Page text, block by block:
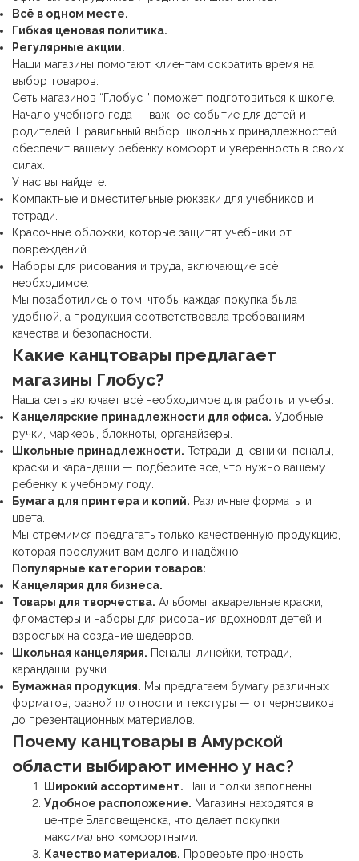
Всё в одном месте.
Гибкая ценовая политика.
Регулярные акции.
Наши магазины помогают клиентам сократить время на
выбор товаров.
Сеть магазинов “Глобус ” поможет подготовиться к школе.
Начало учебного года — важное событие для детей и
родителей. Правильный выбор школьных принадлежностей
обеспечит вашему ребенку комфорт и уверенность в своих
силах.
У нас вы найдете:
Компактные и вместительные рюкзаки для учебников и
тетради.
Красочные обложки, которые защитят учебники от
повреждений.
Наборы для рисования и труда, включающие всё
необходимое.
Мы позаботились о том, чтобы каждая покупка была
удобной, а продукция соответствовала требованиям
качества и безопасности.
Какие канцтовары предлагает
магазины Глобус?
Наша сеть включает всё необходимое для работы и учебы:
Канцелярские принадлежности для офиса. Удобные
ручки, маркеры, блокноты, органайзеры.
Школьные принадлежности. Тетради, дневники, пеналы,
краски и карандаши — подберите всё, что нужно вашему
ребенку к учебному году.
Бумага для принтера и копий. Различные форматы и
цвета.
Мы стремимся предлагать только качественную продукцию,
которая прослужит вам долго и надёжно.
Популярные категории товаров:
Канцелярия для бизнеса.
Товары для творчества. Альбомы, акварельные краски,
фломастеры и наборы для рисования вдохновят детей и
взрослых на создание шедевров.
Школьная канцелярия. Пеналы, линейки, тетради,
карандаши, ручки.
Бумажная продукция. Мы предлагаем бумагу различных
форматов, разной плотности и текстуры — от черновиков
до презентационных материалов.
Почему канцтовары в Амурской
области выбирают именно у нас?
Широкий ассортимент. Наши полки заполнены
Удобное расположение. Магазины находятся в
центре Благовещенска, что делает покупки
максимально комфортными.
Качество материалов. Проверьте прочность